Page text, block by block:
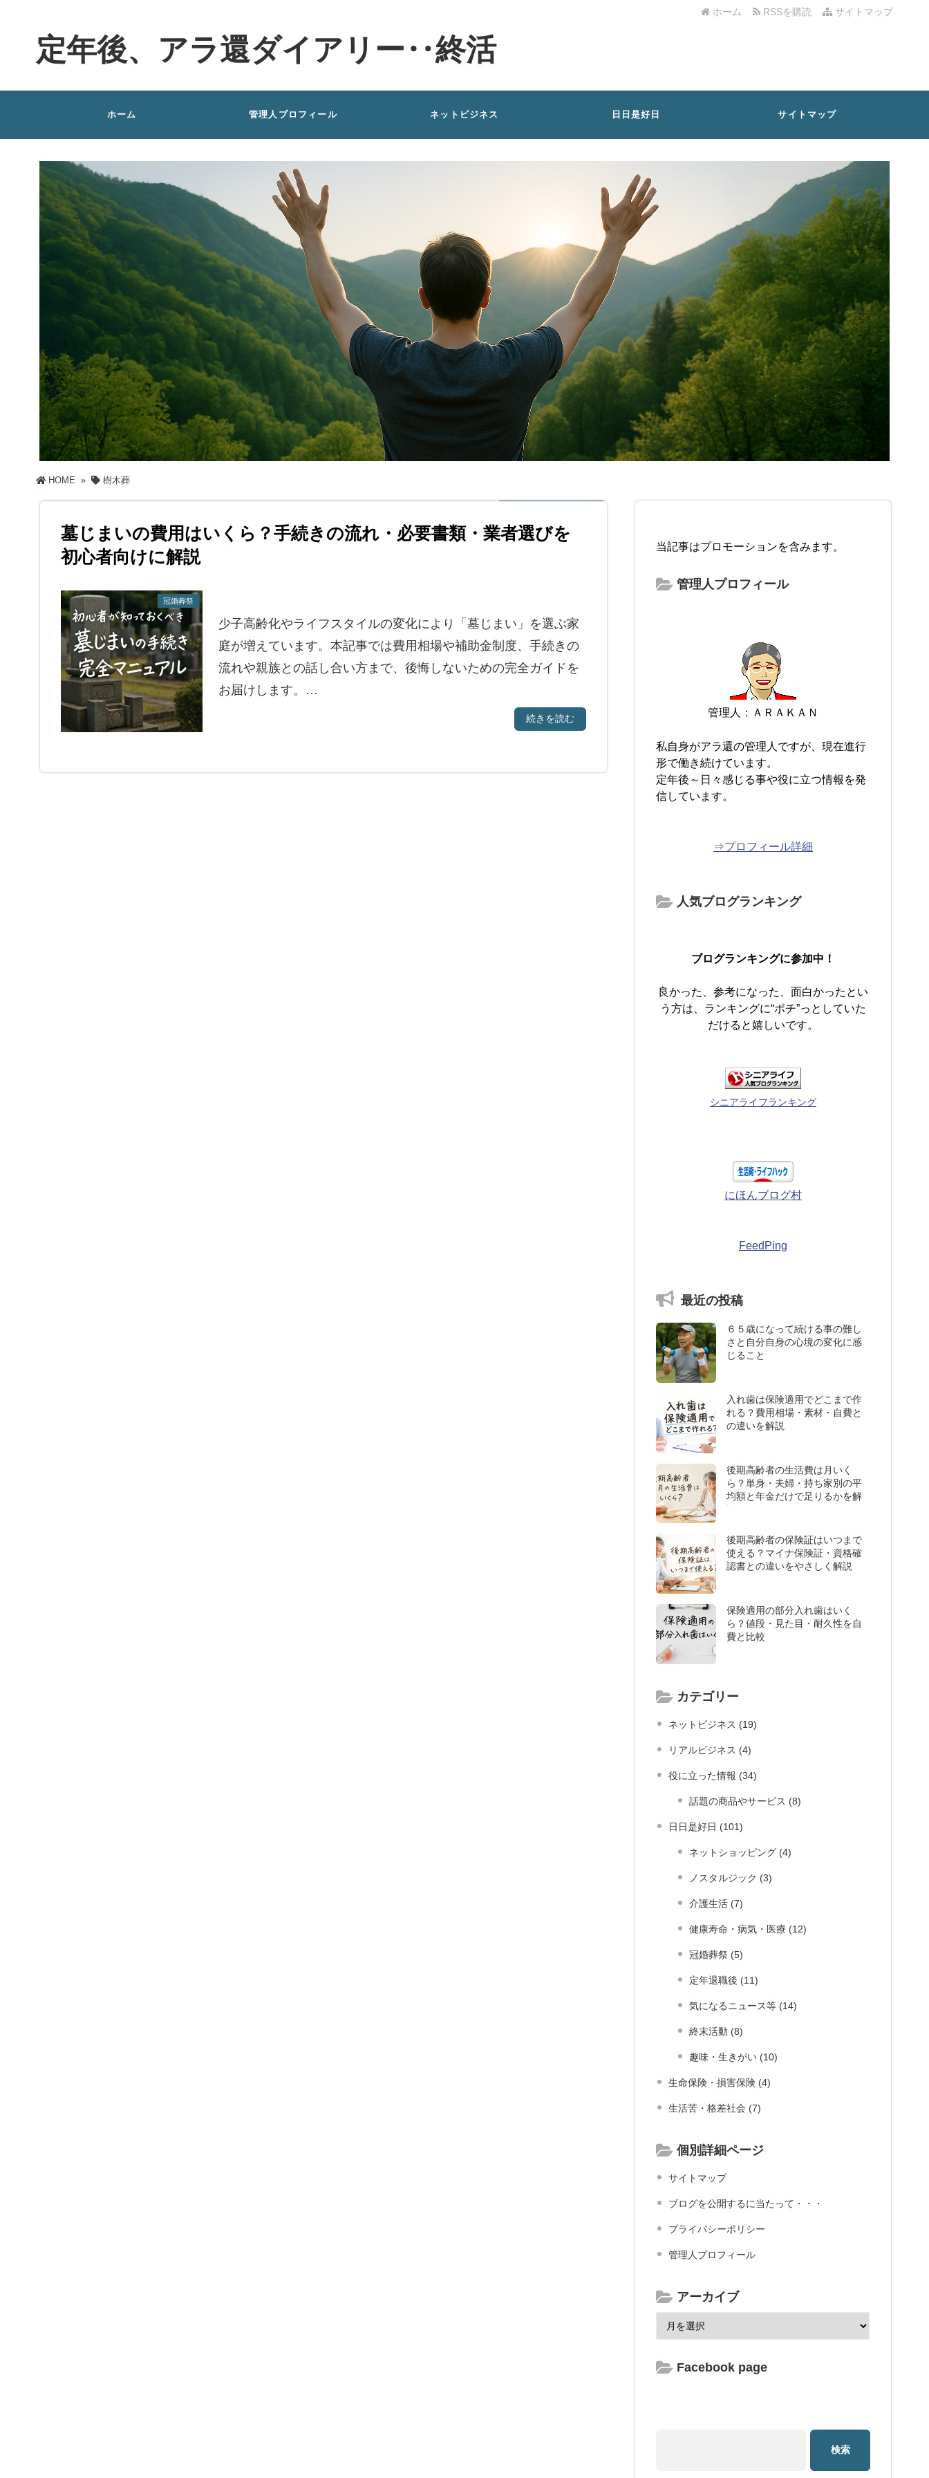
サイトマップ
RSSを購読
ホーム
定年後、アラ還ダイアリー‥終活
ホーム 管理人プロフィール ネットビジネス 日日是好日 サイトマップ
HOME » 樹木葬
墓じまいの費用はいくら？手続きの流れ・必要書類・業者選びを
初心者向けに解説
冠婚葬祭
少子高齢化やライフスタイルの変化により「墓じまい」を選ぶ家
庭が増えています。本記事では費用相場や補助金制度、手続きの
流れや親族との話し合い方まで、後悔しないための完全ガイドを
お届けします。…
続きを読む
当記事はプロモーションを含みます。
管理人プロフィール
管理人：ＡＲＡＫＡＮ
私自身がアラ還の管理人ですが、現在進行
形で働き続けています。
定年後～日々感じる事や役に立つ情報を発
信しています。
⇒プロフィール詳細
人気ブログランキング
ブログランキングに参加中！
良かった、参考になった、面白かったとい
う方は、ランキングに“ポチ”っとしていた
だけると嬉しいです。
シニアライフランキング
にほんブログ村
FeedPing
最近の投稿
６５歳になって続ける事の難し
さと自分自身の心境の変化に感
じること
入れ歯は保険適用でどこまで作
れる？費用相場・素材・自費と
の違いを解説
後期高齢者の生活費は月いく
ら？単身・夫婦・持ち家別の平
均額と年金だけで足りるかを解
説
後期高齢者の保険証はいつまで
使える？マイナ保険証・資格確
認書との違いをやさしく解説
保険適用の部分入れ歯はいく
ら？値段・見た目・耐久性を自
費と比較
カテゴリー
ネットビジネス (19)
リアルビジネス (4)
役に立った情報 (34)
話題の商品やサービス (8)
日日是好日 (101)
ネットショッピング (4)
ノスタルジック (3)
介護生活 (7)
健康寿命・病気・医療 (12)
冠婚葬祭 (5)
定年退職後 (11)
気になるニュース等 (14)
終末活動 (8)
趣味・生きがい (10)
生命保険・損害保険 (4)
生活苦・格差社会 (7)
個別詳細ページ
サイトマップ
ブログを公開するに当たって・・・
プライバシーポリシー
管理人プロフィール
アーカイブ
Facebook page